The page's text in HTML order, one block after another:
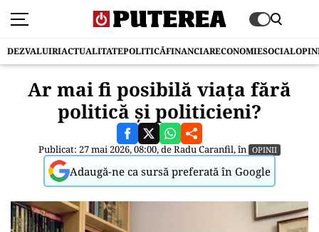
DEZVALUIRIACTUALITATEPOLITICĂFINANCIARECONOMIESOCIAL
Ar mai fi posibilă viața fără
politică și politicieni?
Publicat: 27 mai 2026, 08:00, deRadu Caranfil, în OPINII
Adaugă-ne ca sursă preferată în Google